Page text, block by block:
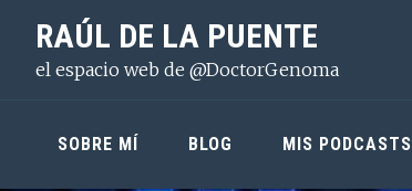
principal
contenido
lateral
RAÚL DE LA PUENTE
el espacio web de @DoctorGenoma
SOBRE MÍ BLOG MIS PODCASTS